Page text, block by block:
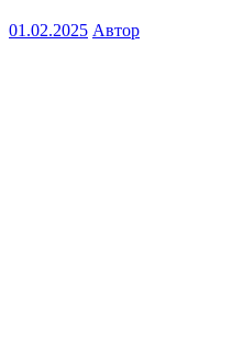
01.02.2025 Автор